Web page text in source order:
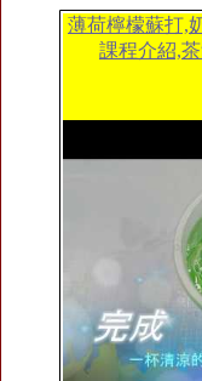
薄荷檸檬蘇打,
課程介紹,